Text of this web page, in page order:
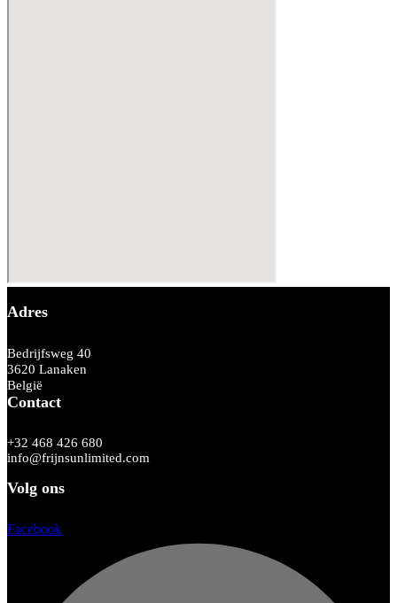
Adres
Bedrijfsweg 40
3620 Lanaken
België
Contact
+32 468 426 680
info@frijnsunlimited.com
Volg ons
Facebook